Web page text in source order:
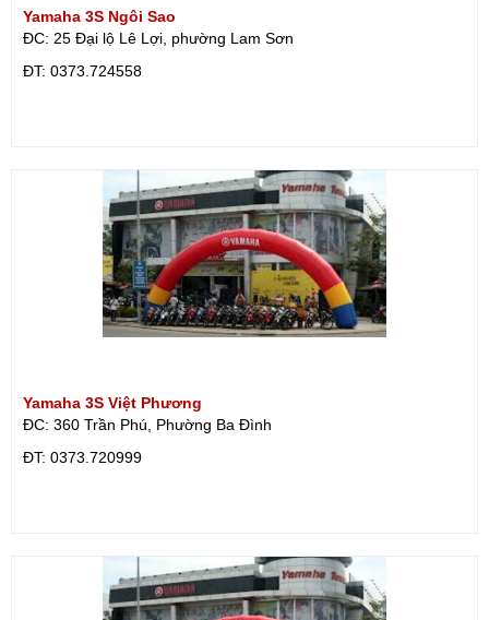
Yamaha 3S Ngôi Sao
ĐC: 25 Đại lộ Lê Lợi, phường Lam Sơn
ÐT: 0373.724558
Yamaha 3S Việt Phương
ĐC: 360 Trần Phú, Phường Ba Đình
ÐT: 0373.720999